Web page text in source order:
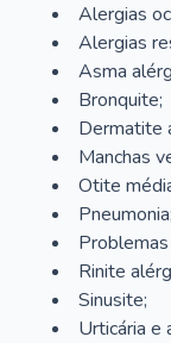
Alergias
Alergias
Asma
Bronquite;
Dermatite
Manchas
Otite
Pneumonia;
Rinite
Sinusite;
Urticária e